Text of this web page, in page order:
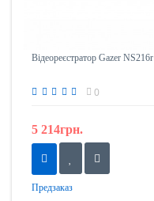
Відеореєстратор Gazer NS216r
0
5 214грн.
Предзаказ